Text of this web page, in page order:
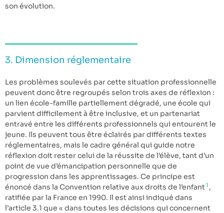
son évolution.
3. Dimension réglementaire
Les problèmes soulevés par cette situation professionnelle
peuvent donc être regroupés selon trois axes de réflexion :
un lien école-famille partiellement dégradé, une école qui
parvient difficilement à être inclusive, et un partenariat
entravé entre les différents professionnels qui entourent le
jeune. Ils peuvent tous être éclairés par différents textes
réglementaires, mais le cadre général qui guide notre
réflexion doit rester celui de la réussite de l’élève, tant d’un
point de vue d’émancipation personnelle que de
progression dans les apprentissages. Ce principe est
énoncé dans la Convention relative aux droits de l’enfant1 ,
ratifiée par la France en 1990. Il est ainsi indiqué dans
l’article 3.1 que « dans toutes les décisions qui concernent